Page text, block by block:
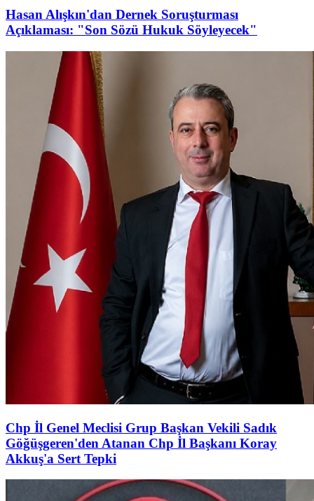
Hasan Alışkın'dan Dernek Soruşturması
Açıklaması: "Son Sözü Hukuk Söyleyecek"
Chp İl Genel Meclisi Grup Başkan Vekili Sadık
Göğüşgeren'den Atanan Chp İl Başkanı Koray
Akkuş'a Sert Tepki